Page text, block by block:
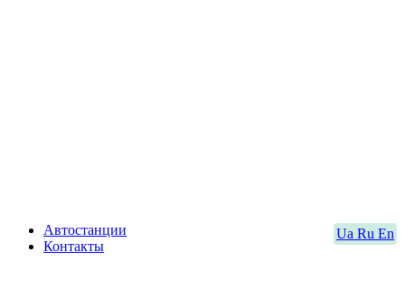
Ua Ru En
Автостанции
Контакты